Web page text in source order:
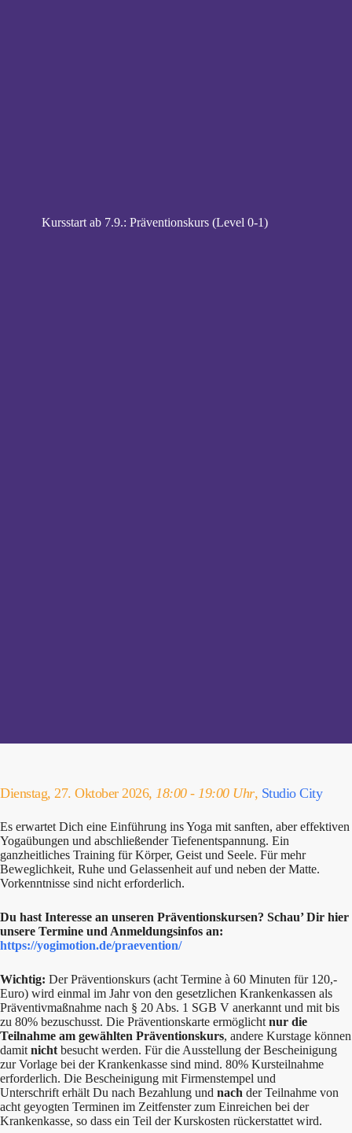
Kursstart ab 7.9.: Präventionskurs (Level 0-1)
Dienstag, 27. Oktober 2026, 18:00 - 19:00 Uhr, Studio City
Es erwartet Dich eine Einführung ins Yoga mit sanften, aber effektiven
Yogaübungen und abschließender Tiefenentspannung. Ein
ganzheitliches Training für Körper, Geist und Seele. Für mehr
Beweglichkeit, Ruhe und Gelassenheit auf und neben der Matte.
Vorkenntnisse sind nicht erforderlich.
Du hast Interesse an unseren Präventionskursen? Schau’ Dir hier
unsere Termine und Anmeldungsinfos an:
https://yogimotion.de/praevention/
Wichtig: Der Präventionskurs (acht Termine à 60 Minuten für 120,-
Euro) wird einmal im Jahr von den gesetzlichen Krankenkassen als
Präventivmaßnahme nach § 20 Abs. 1 SGB V anerkannt und mit bis
zu 80% bezuschusst. Die Präventionskarte ermöglicht nur die
Teilnahme am gewählten Präventionskurs, andere Kurstage können
damit nicht besucht werden. Für die Ausstellung der Bescheinigung
zur Vorlage bei der Krankenkasse sind mind. 80% Kursteilnahme
erforderlich. Die Bescheinigung mit Firmenstempel und
Unterschrift erhält Du nach Bezahlung und nach der Teilnahme von
acht geyogten Terminen im Zeitfenster zum Einreichen bei der
Krankenkasse, so dass ein Teil der Kurskosten rückerstattet wird.